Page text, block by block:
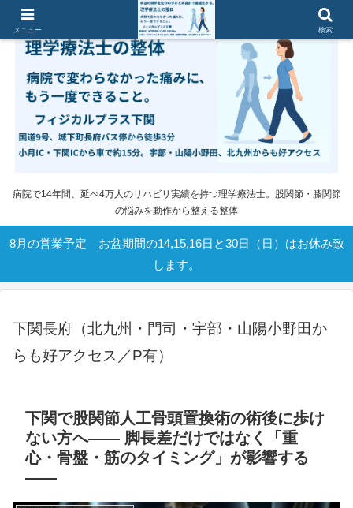
病院で14年間、延べ4万人のリハビリ実績を持つ理学療法士。股関節・膝関節
の悩みを動作から整える整体
8月の営業予定 お盆期間の14,15,16日と30日（日）はお休み致
します。
下関長府（北九州・門司・宇部・山陽小野田か
らも好アクセス／P有）
下関で股関節人工骨頭置換術の術後に歩け
ない方へ—— 脚長差だけではなく「重
心・骨盤・筋のタイミング」が影響する
——
メニュー 検索